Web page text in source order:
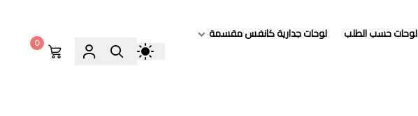
لوحات حسب الطلب
لوحات جدارية كانفس مقسمة
0